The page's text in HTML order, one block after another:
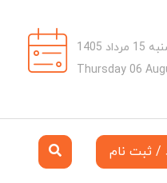
1405
Thursday 06
/ ثبت نام